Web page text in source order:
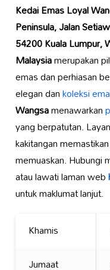
Kedai Emas Loyal
Peninsula, Jalan
54200 Kuala Lumpur,
Malaysiamerupakan
emas dan perhiasan
elegan dankoleksi
Wangsamenawarkan
yang berpatutan.
kakitangan
memuaskan. Hubungi
atau lawati laman web
untuk maklumat lanjut.
Khamis
Jumaat